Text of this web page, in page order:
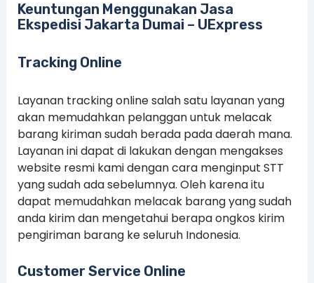
Keuntungan Menggunakan Jasa
Ekspedisi Jakarta Dumai – UExpress
Tracking Online
Layanan tracking online salah satu layanan yang
akan memudahkan pelanggan untuk melacak
barang kiriman sudah berada pada daerah mana.
Layanan ini dapat di lakukan dengan mengakses
website resmi kami dengan cara menginput STT
yang sudah ada sebelumnya. Oleh karena itu
dapat memudahkan melacak barang yang sudah
anda kirim dan mengetahui berapa ongkos kirim
pengiriman barang ke seluruh Indonesia.
Customer Service Online